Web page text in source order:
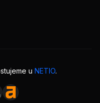
u NETIO.